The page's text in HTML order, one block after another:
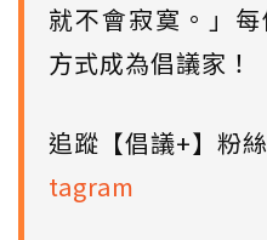
就不會寂寞。」
方式成為倡議家！
追蹤【倡議+】粉絲
tagram